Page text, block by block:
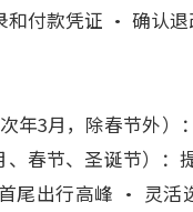
付款凭证 • 确认退
年3月，除春节外
春节、圣诞节）
尾出行高峰 • 灵活